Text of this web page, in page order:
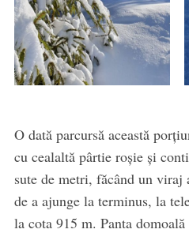
O dată parcursă această
cu cealaltă pârtie roșie și
sute de metri, făcând un viraj
de a ajunge la terminus, la
la cota 915 m. Panta